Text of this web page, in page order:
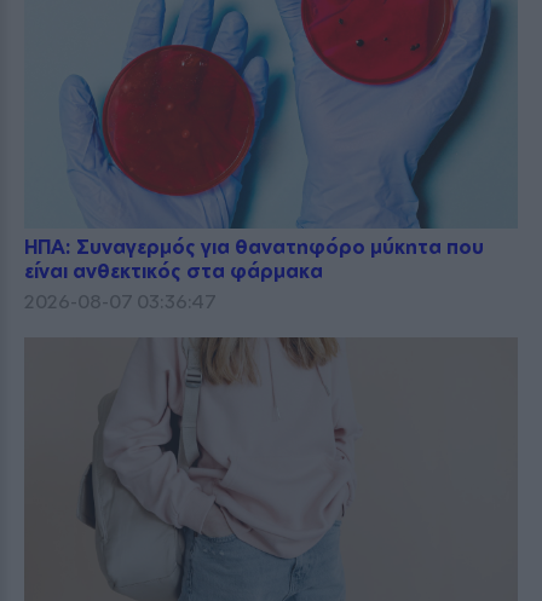
ΗΠΑ: Συναγερμός για θανατηφόρο μύκητα που
είναι ανθεκτικός στα φάρμακα
2026-08-07 03:36:47